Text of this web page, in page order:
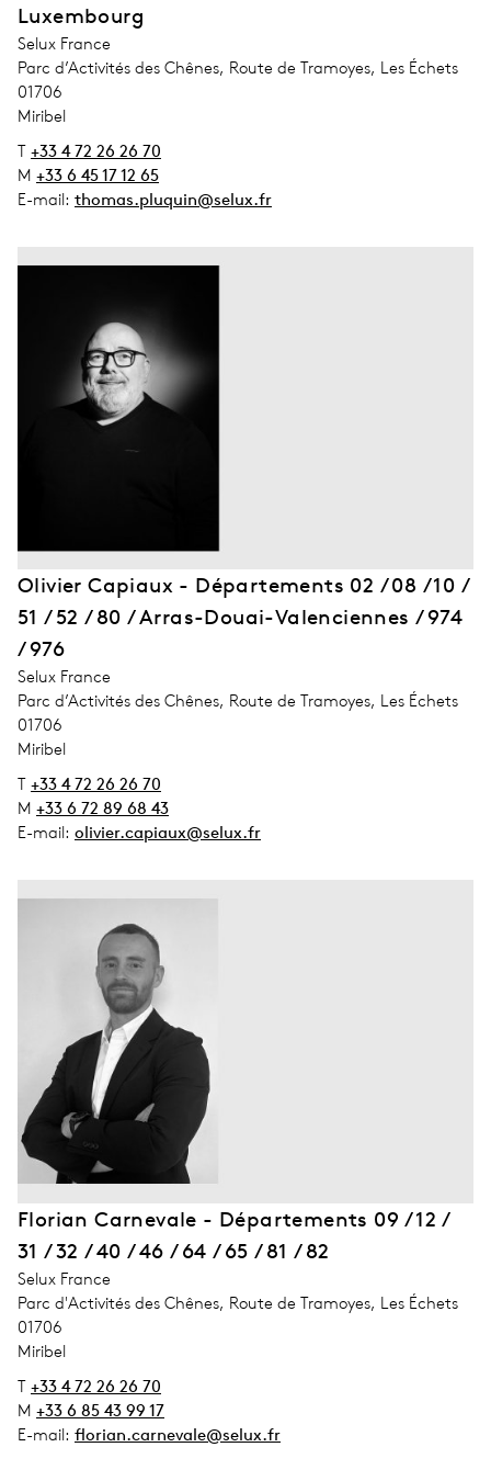
Luxembourg
address_company
Selux France
address_street_1
Parc d’Activités des Chênes, Route de Tramoyes, Les Échets
address_zip_code
01706
address_city
Miribel
T +33 4 72 26 26 70
M +33 6 45 17 12 65
E-mail: thomas.pluquin@selux.fr
Olivier Capiaux - Départements 02 / 08 / 10 /
51 / 52 / 80 / Arras-Douai-Valenciennes / 974
/ 976
address_company
Selux France
address_street_1
Parc d’Activités des Chênes, Route de Tramoyes, Les Échets
address_zip_code
01706
address_city
Miribel
T +33 4 72 26 26 70
M +33 6 72 89 68 43
E-mail: olivier.capiaux@selux.fr
Florian Carnevale - Départements 09 / 12 /
31 / 32 / 40 / 46 / 64 / 65 / 81 / 82
address_company
Selux France
address_street_1
Parc d'Activités des Chênes, Route de Tramoyes, Les Échets
address_zip_code
01706
address_city
Miribel
T +33 4 72 26 26 70
M +33 6 85 43 99 17
E-mail: florian.carnevale@selux.fr